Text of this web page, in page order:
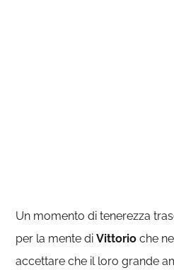
Un momento di tenerezza
per la mente diVittorio che
accettare che il loro grande